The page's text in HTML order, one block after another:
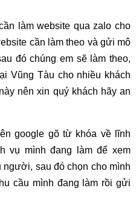
làm website qua zalo cho
cần làm theo và gửi mô
đó chúng em sẽ làm theo,
Vũng Tàu cho nhiều khách
nên xin quý khách hãy an
google gõ từ khóa về lĩnh
vụ mình đang làm để xem
sau đó chọn cho mình
cầu mình đang làm rồi gửi